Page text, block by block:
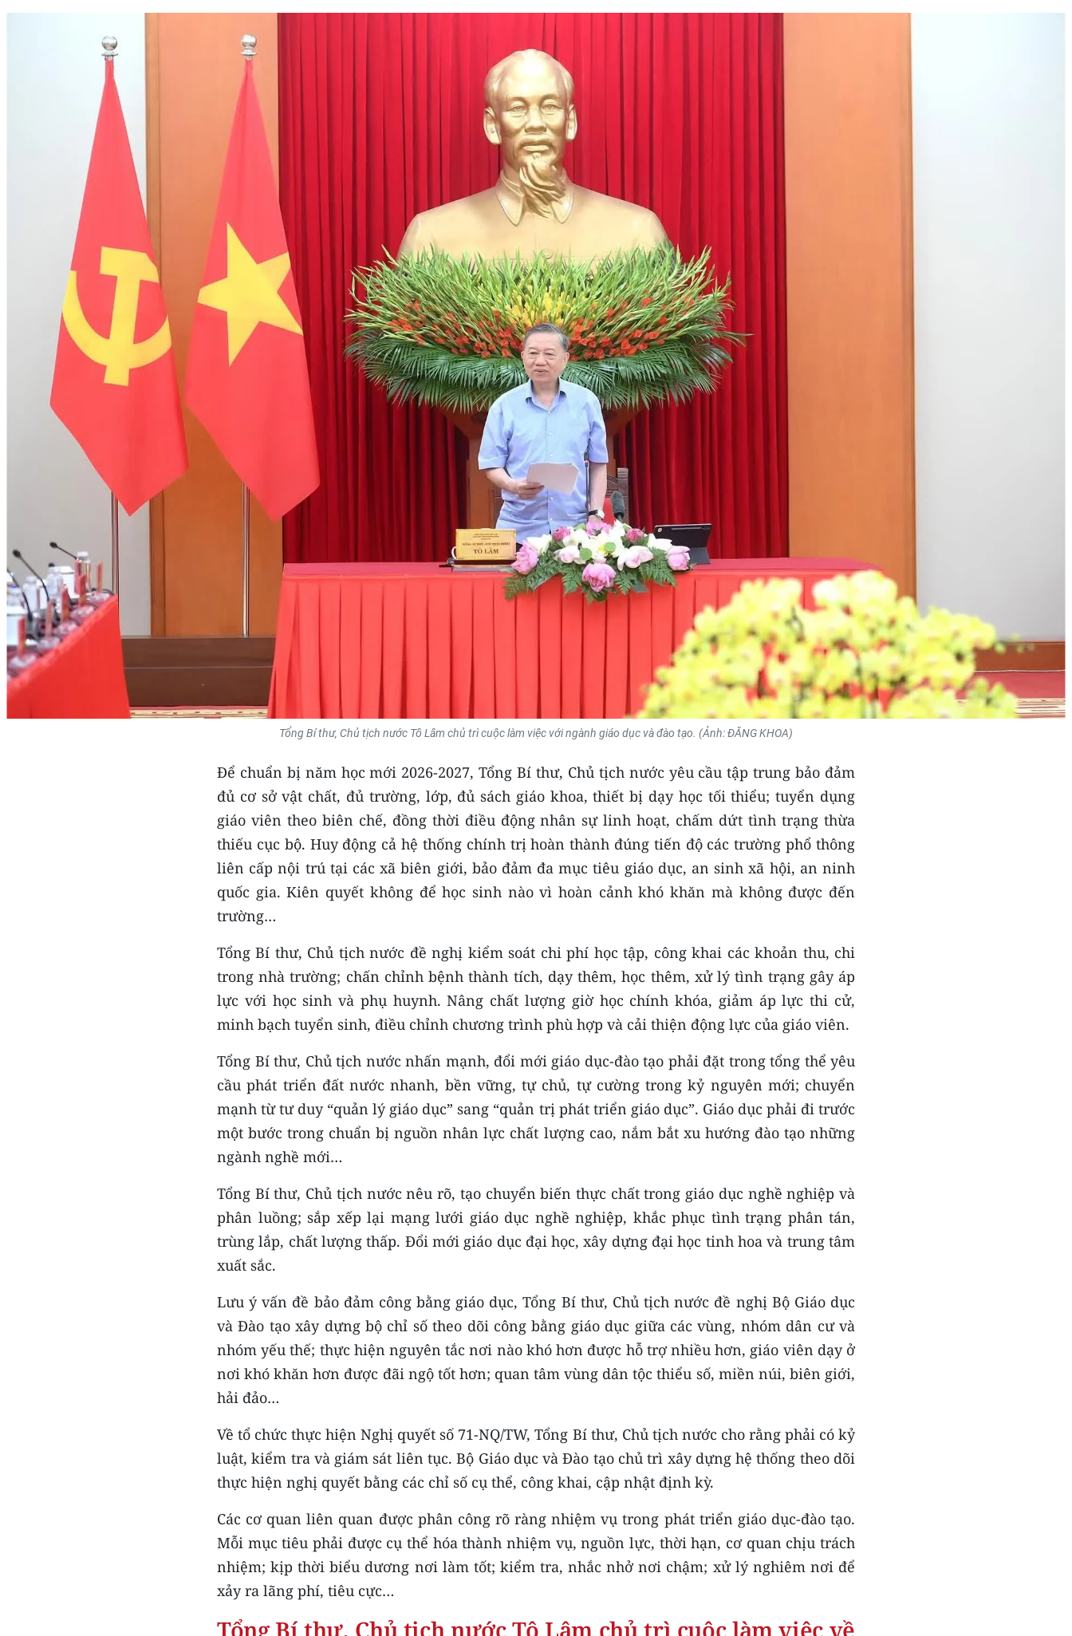
Tổng Bí thư, Chủ tịch nước Tô Lâm chủ trì cuộc làm việc với ngành giáo dục và đào tạo. (Ảnh: ĐĂNG KHOA)
Để chuẩn bị năm học mới 2026-2027, Tổng Bí thư, Chủ tịch nước yêu cầu tập trung bảo đảm
đủ cơ sở vật chất, đủ trường, lớp, đủ sách giáo khoa, thiết bị dạy học tối thiểu; tuyển dụng
giáo viên theo biên chế, đồng thời điều động nhân sự linh hoạt, chấm dứt tình trạng thừa
thiếu cục bộ. Huy động cả hệ thống chính trị hoàn thành đúng tiến độ các trường phổ thông
liên cấp nội trú tại các xã biên giới, bảo đảm đa mục tiêu giáo dục, an sinh xã hội, an ninh
quốc gia. Kiên quyết không để học sinh nào vì hoàn cảnh khó khăn mà không được đến
trường…
Tổng Bí thư, Chủ tịch nước đề nghị kiểm soát chi phí học tập, công khai các khoản thu, chi
trong nhà trường; chấn chỉnh bệnh thành tích, dạy thêm, học thêm, xử lý tình trạng gây áp
lực với học sinh và phụ huynh. Nâng chất lượng giờ học chính khóa, giảm áp lực thi cử,
minh bạch tuyển sinh, điều chỉnh chương trình phù hợp và cải thiện động lực của giáo viên.
Tổng Bí thư, Chủ tịch nước nhấn mạnh, đổi mới giáo dục-đào tạo phải đặt trong tổng thể yêu
cầu phát triển đất nước nhanh, bền vững, tự chủ, tự cường trong kỷ nguyên mới; chuyển
mạnh từ tư duy “quản lý giáo dục” sang “quản trị phát triển giáo dục”. Giáo dục phải đi trước
một bước trong chuẩn bị nguồn nhân lực chất lượng cao, nắm bắt xu hướng đào tạo những
ngành nghề mới…
Tổng Bí thư, Chủ tịch nước nêu rõ, tạo chuyển biến thực chất trong giáo dục nghề nghiệp và
phân luồng; sắp xếp lại mạng lưới giáo dục nghề nghiệp, khắc phục tình trạng phân tán,
trùng lắp, chất lượng thấp. Đổi mới giáo dục đại học, xây dựng đại học tinh hoa và trung tâm
xuất sắc.
Lưu ý vấn đề bảo đảm công bằng giáo dục, Tổng Bí thư, Chủ tịch nước đề nghị Bộ Giáo dục
và Đào tạo xây dựng bộ chỉ số theo dõi công bằng giáo dục giữa các vùng, nhóm dân cư và
nhóm yếu thế; thực hiện nguyên tắc nơi nào khó hơn được hỗ trợ nhiều hơn, giáo viên dạy ở
nơi khó khăn hơn được đãi ngộ tốt hơn; quan tâm vùng dân tộc thiểu số, miền núi, biên giới,
hải đảo…
Về tổ chức thực hiện Nghị quyết số 71-NQ/TW, Tổng Bí thư, Chủ tịch nước cho rằng phải có kỷ
luật, kiểm tra và giám sát liên tục. Bộ Giáo dục và Đào tạo chủ trì xây dựng hệ thống theo dõi
thực hiện nghị quyết bằng các chỉ số cụ thể, công khai, cập nhật định kỳ.
Các cơ quan liên quan được phân công rõ ràng nhiệm vụ trong phát triển giáo dục-đào tạo.
Mỗi mục tiêu phải được cụ thể hóa thành nhiệm vụ, nguồn lực, thời hạn, cơ quan chịu trách
nhiệm; kịp thời biểu dương nơi làm tốt; kiểm tra, nhắc nhở nơi chậm; xử lý nghiêm nơi để
xảy ra lãng phí, tiêu cực…
Tổng Bí thư, Chủ tịch nước Tô Lâm chủ trì cuộc làm việc về